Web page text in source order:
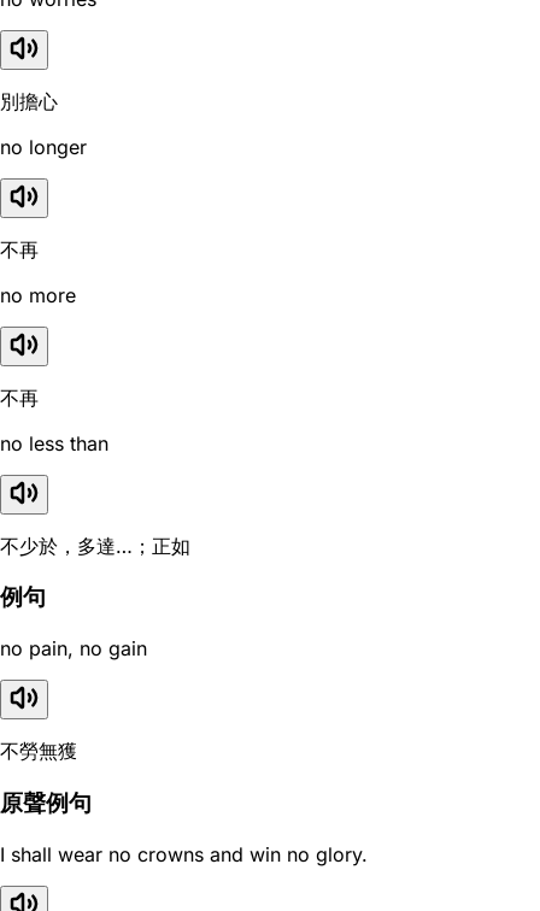
別擔心
no longer
不再
no more
不再
no less than
不少於，多達…；正如
例句
no pain, no gain
不勞無獲
原聲例句
I shall wear no crowns and win no glory.